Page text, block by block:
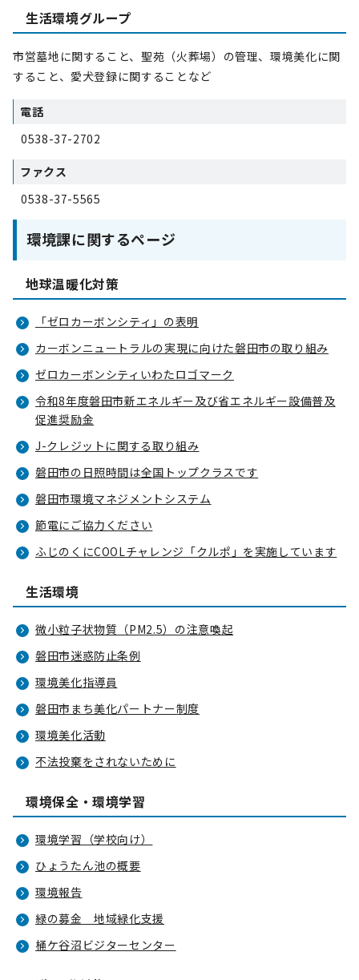
生活環境グループ
市営墓地に関すること、聖苑（火葬場）の管理、環境美化に関
すること、愛犬登録に関することなど
電話
0538-37-2702
ファクス
0538-37-5565
環境課に関するページ
地球温暖化対策
「ゼロカーボンシティ」の表明
カーボンニュートラルの実現に向けた磐田市の取り組み
ゼロカーボンシティいわたロゴマーク
令和8年度磐田市新エネルギー及び省エネルギー設備普及
促進奨励金
J-クレジットに関する取り組み
磐田市の日照時間は全国トップクラスです
磐田市環境マネジメントシステム
節電にご協力ください
ふじのくにCOOLチャレンジ「クルポ」を実施しています
生活環境
微小粒子状物質（PM2.5）の注意喚起
磐田市迷惑防止条例
環境美化指導員
磐田市まち美化パートナー制度
環境美化活動
不法投棄をされないために
環境保全・環境学習
環境学習（学校向け）
ひょうたん池の概要
環境報告
緑の募金 地域緑化支援
桶ケ谷沼ビジターセンター